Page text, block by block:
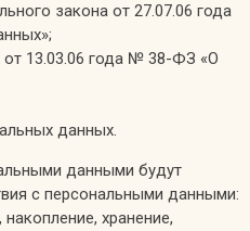
закона от 27.07.06 года
от 13.03.06 года № 38-ФЗ «О
данных.
данными будут
с персональными данными:
хранение,